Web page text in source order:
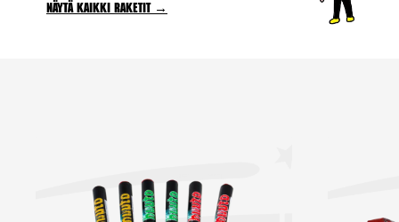
Näytä kaikki raketit →